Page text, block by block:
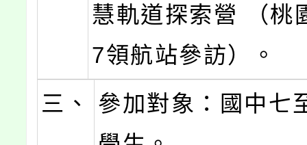
慧軌道探索營 （桃
7領航站參訪）。
三、
參加對象：國中七